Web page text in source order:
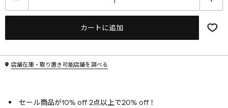
カートに追加
店舗在庫・取り置き可能店舗を調べる
セール商品が10% off 2点以上で20% off！